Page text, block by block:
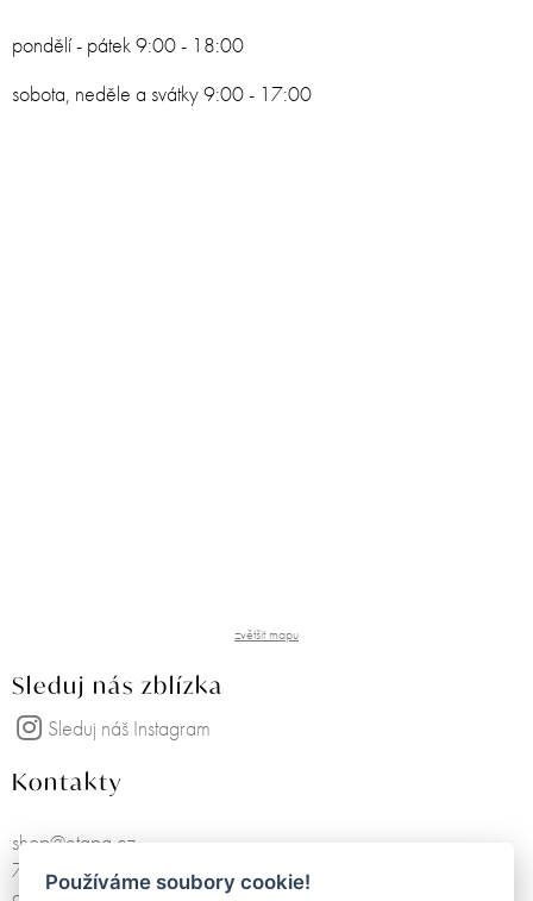
pondělí - pátek 9:00 - 18:00
sobota, neděle a svátky 9:00 - 17:00
zvětšit mapu
Sleduj nás zblízka
Sleduj náš Instagram
Kontakty
shop@etapa.cz
725751468
Používáme soubory cookie!